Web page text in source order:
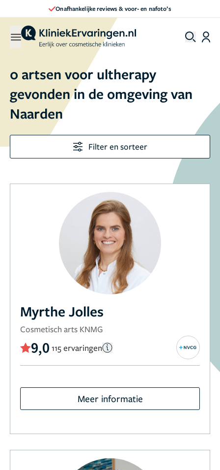
Onafhankelijke reviews & voor- en nafoto’s
0 artsen voor ultherapy
gevonden in de omgeving van
Naarden
Filter en sorteer
Myrthe Jolles
Cosmetisch arts KNMG
9,0 115 ervaringen
Meer informatie